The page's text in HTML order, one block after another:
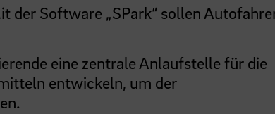
der Software „SPark“ sollen
eine zentrale Anlaufstelle für die
entwickeln, um der